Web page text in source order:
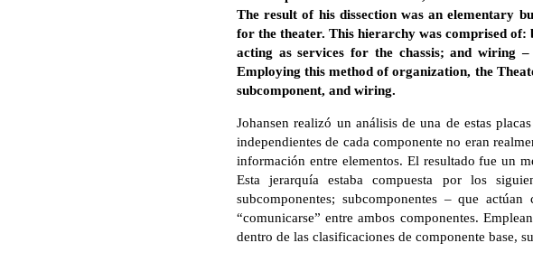
The result of his dissection was an elementary
for the theater. This hierarchy was comprised of:
acting as services for the chassis; and wiring –
Employing this method of organization, the
subcomponent, and wiring.
Johansen realizó un análisis de una de estas
independientes de cada componente no eran
información entre elementos. El resultado fue un
Esta jerarquía estaba compuesta por los
subcomponentes; subcomponentes – que
“comunicarse” entre ambos componentes.
dentro de las clasificaciones de componente base,